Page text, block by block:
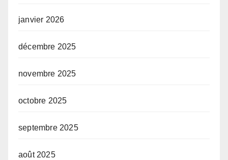
janvier 2026
décembre 2025
novembre 2025
octobre 2025
septembre 2025
août 2025